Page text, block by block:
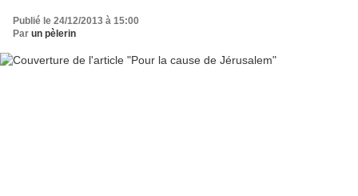
Publié le 24/12/2013 à 15:00
Par un pèlerin